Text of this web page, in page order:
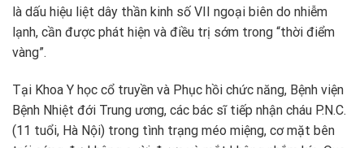
là dấu hiệu liệt dây thần kinh số VII ngoại biên do nhiễm
lạnh, cần được phát hiện và điều trị sớm trong “thời điểm
vàng”.
Tại Khoa Y học cổ truyền và Phục hồi chức năng, Bệnh viện
Bệnh Nhiệt đới Trung ương, các bác sĩ tiếp nhận cháu P.N.C.
(11 tuổi, Hà Nội) trong tình trạng méo miệng, cơ mặt bên